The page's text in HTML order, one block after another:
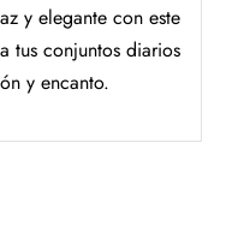
y elegante con este
tus conjuntos diarios
y encanto.